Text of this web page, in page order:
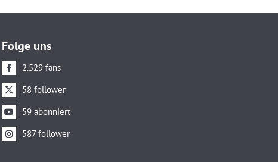
Folge uns
2.529 fans
58 follower
59 abonniert
587 follower